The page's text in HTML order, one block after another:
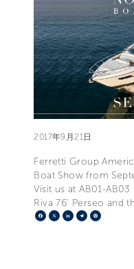
2017年9月21日
Ferretti Group
Boat Show from
Visit us at AB01-
Riva 76’ Perseo and
Facebook
X LinkedIn
Telegram